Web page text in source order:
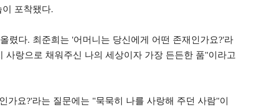
포착됐다.
렸다. 최준희는 '어머니는 당신에게 어떤 존재인가요?'라
사랑으로 채워주신 나의 세상이자 가장 든든한 품"이라고
가요?'라는 질문에는 "묵묵히 나를 사랑해 주던 사람"이